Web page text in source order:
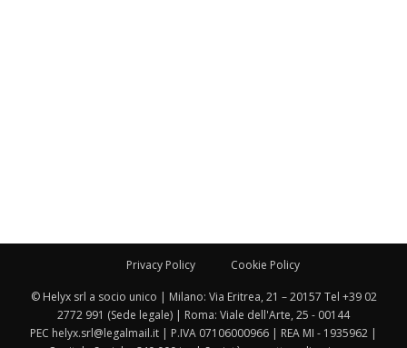
Privacy Policy Cookie Policy
© Helyx srl a socio unico | Milano: Via Eritrea, 21 – 20157 Tel +39 02
2772 991 (Sede legale) | Roma: Viale dell'Arte, 25 - 00144
PEC helyx.srl@legalmail.it | P.IVA 07106000966 | REA MI - 1935962 |